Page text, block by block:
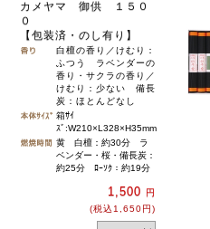
カメヤマ 御供 １５０
０
【包装済・のし有り】
白檀の香り／けむり：
ふつう ラベンダーの
香り・サクラの香り／
けむり：少ない 備長
炭：ほとんどなし
箱ｻｲ
ｽﾞ:W210×L328×H35mm
黄 白檀：約30分 ラ
ベンダー・桜・備長炭：
約25分 ﾛｰｿｸ：約19分
1,500
円
(税込1,650円)